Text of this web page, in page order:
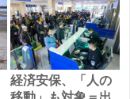
経済安保、「人の